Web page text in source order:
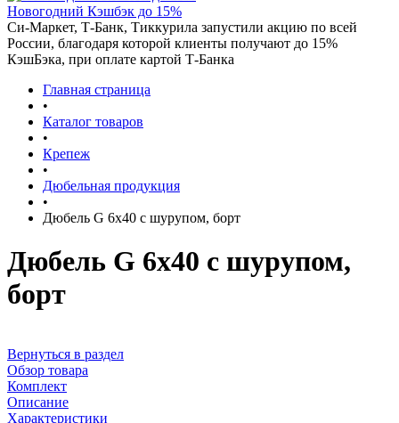
Новогодний Кэшбэк до 15%
Си-Маркет, Т-Банк, Тиккурила запустили акцию по всей
России, благодаря которой клиенты получают до 15%
КэшБэка, при оплате картой Т-Банка
Главная страница
•
Каталог товаров
•
Крепеж
•
Дюбельная продукция
•
Дюбель G 6х40 с шурупом, борт
Дюбель G 6х40 с шурупом,
борт
Вернуться в раздел
Обзор товара
Комплект
Описание
Характеристики